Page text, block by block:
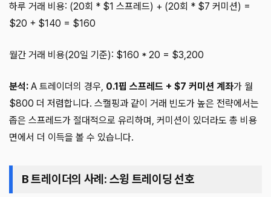
하루 거래 비용: (20회 * $1 스프레드) + (20회 * $7 커미션) =
$20 + $140 = $160
월간 거래 비용(20일 기준): $160 * 20 = $3,200
분석: A 트레이더의 경우, 0.1핍 스프레드 + $7 커미션 계좌가 월
$800 더 저렴합니다. 스캘핑과 같이 거래 빈도가 높은 전략에서는
좁은 스프레드가 절대적으로 유리하며, 커미션이 있더라도 총 비용
면에서 더 이득을 볼 수 있습니다.
B 트레이더의 사례: 스윙 트레이딩 선호